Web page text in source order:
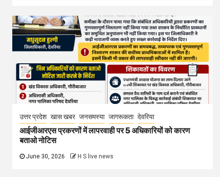
उत्तर प्रदेश खास खबर जनसमस्या जागरूकता देवरिया
आईजीआरएस प्रकरणों में लापरवाही पर 5 अधिकारियों को कारण
बताओ नोटिस
June 30, 2026 H S live news